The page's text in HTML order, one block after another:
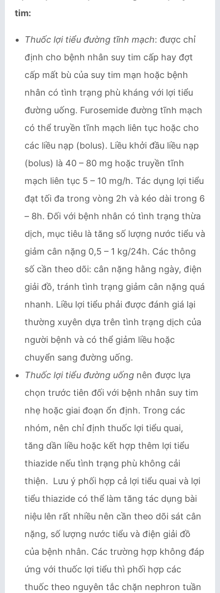
tim:
Thuốc lợi tiểu đường tĩnh mạch: được chỉ
định cho bệnh nhân suy tim cấp hay đợt
cấp mất bù của suy tim mạn hoặc bệnh
nhân có tình trạng phù kháng với lợi tiểu
đường uống. Furosemide đường tĩnh mạch
có thể truyền tĩnh mạch liên tục hoặc cho
các liều nạp (bolus). Liều khởi đầu liều nạp
(bolus) là 40 – 80 mg hoặc truyền tĩnh
mạch liên tục 5 – 10 mg/h. Tác dụng lợi tiểu
đạt tối đa trong vòng 2h và kéo dài trong 6
– 8h. Đối với bệnh nhân có tình trạng thừa
dịch, mục tiêu là tăng số lượng nước tiểu và
giảm cân nặng 0,5 – 1 kg/24h. Các thông
số cần theo dõi: cân nặng hằng ngày, điện
giải đồ, tránh tình trạng giảm cân nặng quá
nhanh. Liều lợi tiểu phải được đánh giá lại
thường xuyên dựa trên tình trạng dịch của
người bệnh và có thể giảm liều hoặc
chuyển sang đường uống.
Thuốc lợi tiểu đường uống nên được lựa
chọn trước tiên đối với bệnh nhân suy tim
nhẹ hoặc giai đoạn ổn định. Trong các
nhóm, nên chỉ định thuốc lợi tiểu quai,
tăng dần liều hoặc kết hợp thêm lợi tiểu
thiazide nếu tình trạng phù không cải
thiện. Lưu ý phối hợp cả lợi tiểu quai và lợi
tiểu thiazide có thể làm tăng tác dụng bài
niệu lên rất nhiều nên cần theo dõi sát cân
nặng, số lượng nước tiểu và điện giải đồ
của bệnh nhân. Các trường hợp không đáp
ứng với thuốc lợi tiểu thì phối hợp các
thuốc theo nguyên tắc chặn nephron tuần